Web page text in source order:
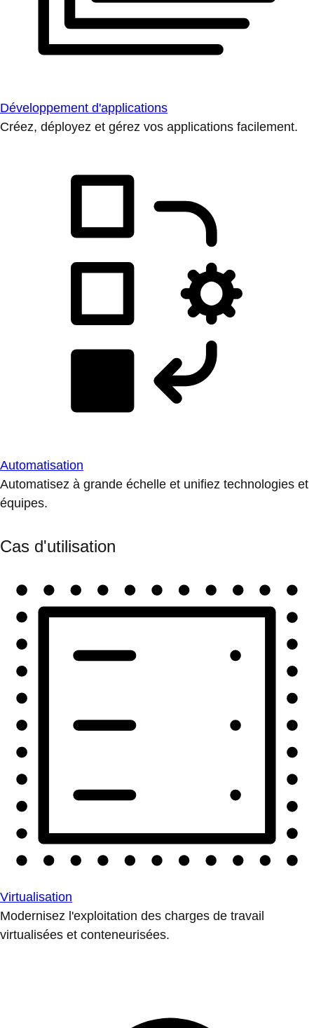
Développement d'applications
Créez, déployez et gérez vos applications facilement.
Automatisation
Automatisez à grande échelle et unifiez technologies et
équipes.
Cas d'utilisation
Virtualisation
Modernisez l'exploitation des charges de travail
virtualisées et conteneurisées.